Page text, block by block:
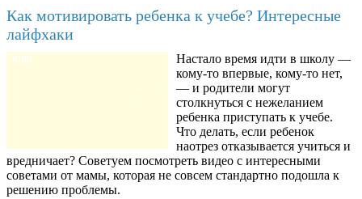
Как мотивировать ребенка к учебе? Интересные
лайфхаки
8780
Настало время идти в школу —
кому-то впервые, кому-то нет,
— и родители могут
столкнуться с нежеланием
ребенка приступать к учебе.
Что делать, если ребенок
наотрез отказывается учиться и
вредничает? Советуем посмотреть видео с интересными
советами от мамы, которая не совсем стандартно подошла к
решению проблемы.